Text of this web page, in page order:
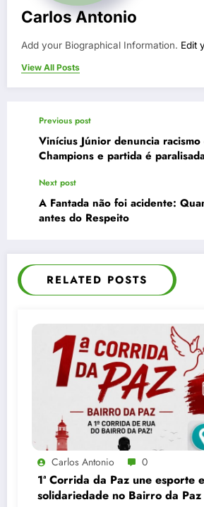
Carlos Antonio
Add your Biographical Information. Edit
View All Posts
Previous post
Vinícius Júnior denuncia
Champions e partida é
Next post
A Fantada não foi acidente:
antes do Respeito
RELATED POSTS
Carlos Antonio 0
1ª Corrida da Paz une esporte e
solidariedade no Bairro da Paz